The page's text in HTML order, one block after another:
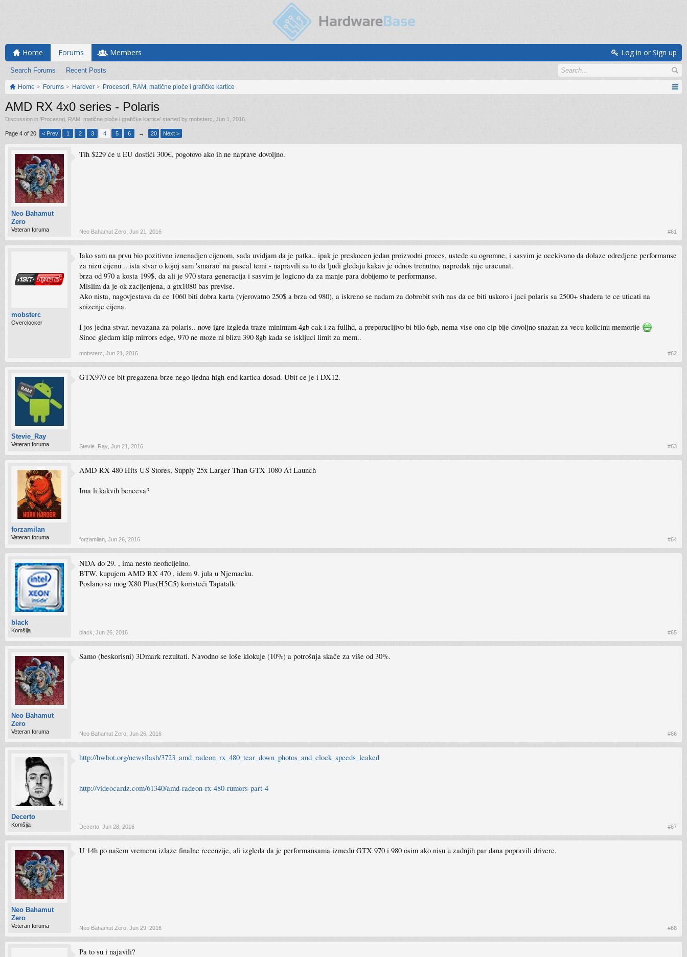
Home Forums
Search Forums Recent Posts
Members Log in or Sign up
Home Forums Hardver Procesori, RAM, matične ploče i grafičke kartice
AMD RX 4x0 series - Polaris
Discussion in 'Procesori, RAM, matične ploče i grafičke kartice' started by mobsterc Jun 1, 2016
Page 4 of 20 < Prev 1 2 3 4 5 6 → 20 Next >
Neo Bahamut
Zero
Veteran foruma
Tih $229 će u EU dostići 300€, pogotovo ako ih ne naprave dovoljno.
Neo Bahamut Zero Jun 21, 2016 #61
mobsterc
Overclocker
Iako sam na prvu bio pozitivno iznenadjen cijenom, sada uvidjam da je patka.. ipak je preskocen jedan proizvodni proces, ustede su ogromne, i sasvim je ocekivano da dolaze odredjene performanse
za nizu cijenu... ista stvar o kojoj sam 'smarao' na pascal temi - napravili su to da ljudi gledaju kakav je odnos trenutno, napredak nije uracunat.
brza od 970 a kosta 199$, da ali je 970 stara generacija i sasvim je logicno da za manje para dobijemo te performanse.
Mislim da je ok zacijenjena, a gtx1080 bas previse.
Ako nista, nagovjestava da ce 1060 biti dobra karta (vjerovatno 250$ a brza od 980), a iskreno se nadam za dobrobit svih nas da ce biti uskoro i jaci polaris sa 2500+ shadera te ce uticati na
snizenje cijena.
I jos jedna stvar, nevazana za polaris.. nove igre izgleda traze minimum 4gb cak i za fullhd, a preporucljivo bi bilo 6gb, nema vise ono cip bije dovoljno snazan za vecu kolicinu memorije
Sinoc gledam klip mirrors edge, 970 ne moze ni blizu 390 8gb kada se iskljuci limit za mem..
mobsterc Jun 21, 2016 #62
Stevie_Ray
Veteran foruma
GTX970 ce bit pregazena brze nego ijedna high-end kartica dosad. Ubit ce je i DX12.
Stevie_Ray Jun 21, 2016 #63
forzamilan
Veteran foruma
AMD RX 480 Hits US Stores, Supply 25x Larger Than GTX 1080 At Launch
Ima li kakvih benceva?
forzamilan Jun 26, 2016 #64
black
Komšija
NDA do 29. , ima nesto neoficijelno.
BTW. kupujem AMD RX 470 , idem 9. jula u Njemacku.
Poslano sa mog X80 Plus(H5C5) koristeći Tapatalk
black Jun 26, 2016 #65
Neo Bahamut
Zero
Veteran foruma
Samo (beskorisni) 3Dmark rezultati. Navodno se loše klokuje (10%) a potrošnja skače za više od 30%.
Neo Bahamut Zero Jun 26, 2016 #66
Decerto
Komšija
http://hwbot.org/newsflash/3723_amd_radeon_rx_480_tear_down_photos_and_clock_speeds_leaked
http://videocardz.com/61340/amd-radeon-rx-480-rumors-part-4
Decerto Jun 28, 2016 #67
Neo Bahamut
Zero
Veteran foruma
U 14h po našem vremenu izlaze finalne recenzije, ali izgleda da je performansama između GTX 970 i 980 osim ako nisu u zadnjih par dana popravili drivere.
Neo Bahamut Zero Jun 29, 2016 #68
Pa to su i najavili?